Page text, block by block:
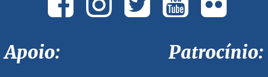
Apoio: Patrocínio: